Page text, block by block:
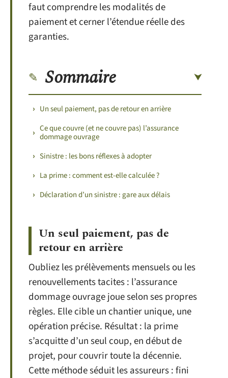
faut comprendre les modalités de
paiement et cerner l’étendue réelle des
garanties.
Sommaire
Un seul paiement, pas de retour en arrière
Ce que couvre (et ne couvre pas) l’assurance
dommage ouvrage
Sinistre : les bons réflexes à adopter
La prime : comment est-elle calculée ?
Déclaration d’un sinistre : gare aux délais
Un seul paiement, pas de
retour en arrière
Oubliez les prélèvements mensuels ou les
renouvellements tacites : l’assurance
dommage ouvrage joue selon ses propres
règles. Elle cible un chantier unique, une
opération précise. Résultat : la prime
s’acquitte d’un seul coup, en début de
projet, pour couvrir toute la décennie.
Cette méthode séduit les assureurs : fini